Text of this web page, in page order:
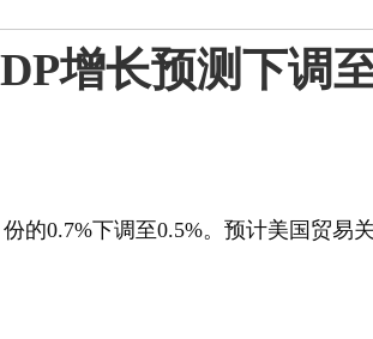
增长预测下调
0.7%下调至0.5%。预计美国贸易